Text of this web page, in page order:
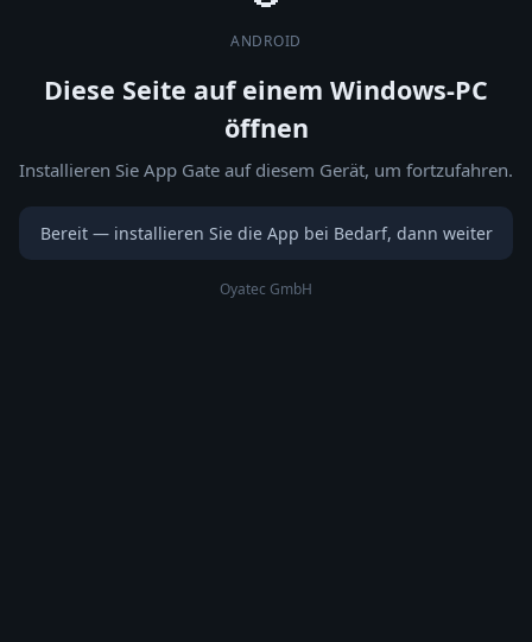
ANDROID
Diese Seite auf einem Windows-PC
öffnen
Installieren Sie App Gate auf diesem Gerät, um fortzufahren.
Bereit — installieren Sie die App bei Bedarf, dann weiter
Oyatec GmbH